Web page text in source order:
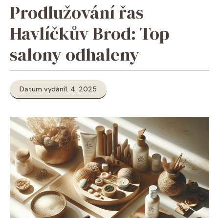
Prodlužování řas
Havlíčkův Brod: Top
salony odhaleny
Datum vydání1. 4. 2025